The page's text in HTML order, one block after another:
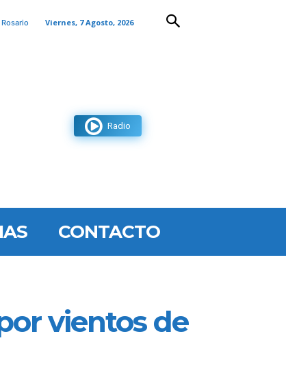
Viernes, 7 Agosto, 2026
Radio
CONTACTO
vientos de